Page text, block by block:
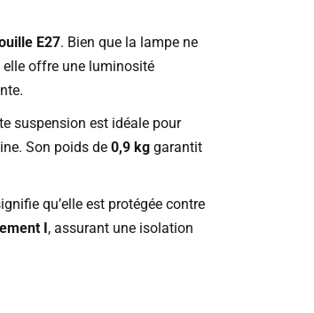
E27. Bien que la lampe ne
elle offre une luminosité
suspension est idéale pour
Son poids de 0,9 kggarantit
qu’elle est protégée contre
I, assurant une isolation